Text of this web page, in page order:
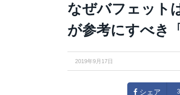
なぜバフェット
が参考にすべき
2019年9月17日
シェア